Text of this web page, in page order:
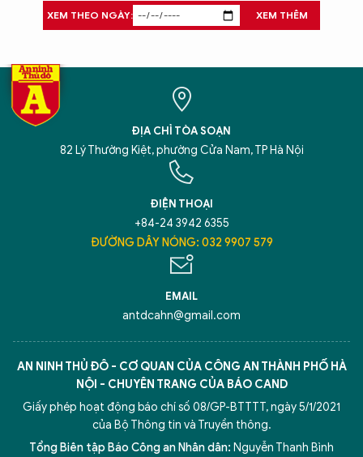
XEM THEO NGÀY: XEM THÊM
ĐỊA CHỈ TÒA SOẠN
82 Lý Thường Kiệt, phường Cửa Nam, TP Hà Nội
ĐIỆN THOẠI
+84-24 3942 6355
ĐƯỜNG DÂY NÓNG: 032 9907 579
EMAIL
antdcahn@gmail.com
AN NINH THỦ ĐÔ - CƠ QUAN CỦA CÔNG AN THÀNH PHỐ HÀ
NỘI - CHUYÊN TRANG CỦA BÁO CAND
Giấy phép hoạt động báo chí số 08/GP-BTTTT, ngày 5/1/2021
của Bộ Thông tin và Truyền thông.
Tổng Biên tập Báo Công an Nhân dân: Nguyễn Thanh Bình